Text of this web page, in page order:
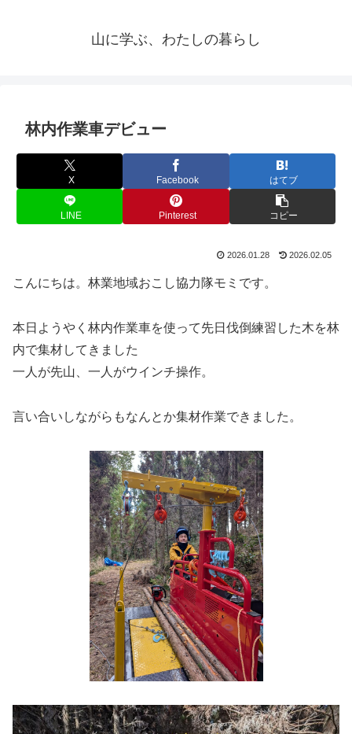
山に学ぶ、わたしの暮らし
林内作業車デビュー
X Facebook はてブ
LINE Pinterest コピー
2026.01.28 2026.02.05
こんにちは。林業地域おこし協力隊モミです。
本日ようやく林内作業車を使って先日伐倒練習した木を林
内で集材してきました
一人が先山、一人がウインチ操作。
言い合いしながらもなんとか集材作業できました。